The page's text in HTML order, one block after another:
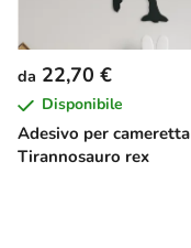
Adesivo per cameretta
Tirannosauro rex
da 22,70 €
Disponibile